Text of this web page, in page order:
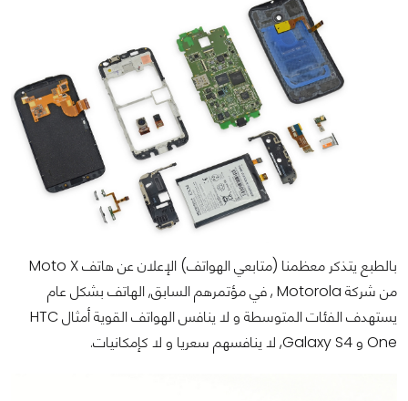
بالطبع يتذكر معظمنا (متابعي الهواتف) الإعلان عن هاتف Moto X
من شركة Motorola , في مؤتمرهم السابق, الهاتف بشكل عام
يستهدف الفئات المتوسطة و لا ينافس الهواتف القوية أمثال HTC
One و Galaxy S4, لا ينافسهم سعريا و لا كإمكانيات.